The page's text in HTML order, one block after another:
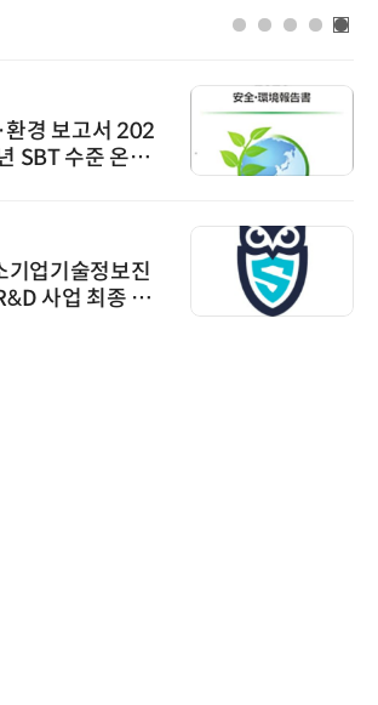
환경 보고서 202
SBT 수준 온실
기업기술정보진
사업 최종 선